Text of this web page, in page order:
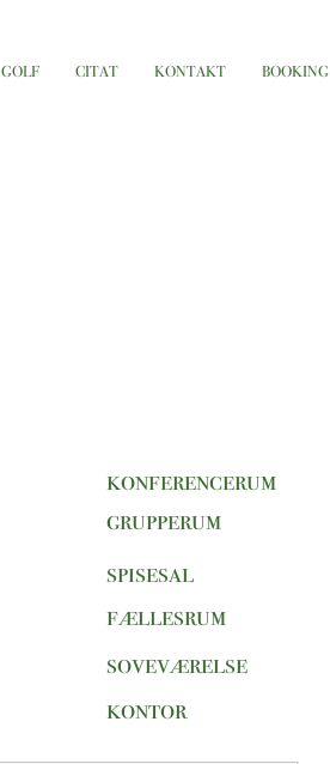
GOLF CITAT KONTAKT BOOKING
konferencerum
grupperum
spisesal
fællesrum
soveværelse
kontor